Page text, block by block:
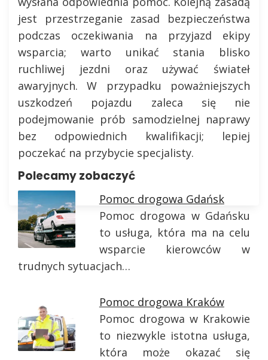
jest przestrzeganie zasad bezpieczeństwa
podczas oczekiwania na przyjazd ekipy
wsparcia; warto unikać stania blisko
ruchliwej jezdni oraz używać świateł
awaryjnych. W przypadku poważniejszych
uszkodzeń pojazdu zaleca się nie
podejmowanie prób samodzielnej naprawy
bez odpowiednich kwalifikacji; lepiej
poczekać na przybycie specjalisty.
Polecamy zobaczyć
Pomoc drogowa Gdańsk
Pomoc drogowa w Gdańsku
to usługa, która ma na celu
wsparcie kierowców w
trudnych sytuacjach…
Pomoc drogowa Kraków
Pomoc drogowa w Krakowie
to niezwykle istotna usługa,
która może okazać się